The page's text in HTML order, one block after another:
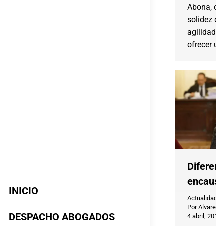
INICIO
DESPACHO ABOGADOS
Abona,
solidez
ofrecer
Por
4 abril,